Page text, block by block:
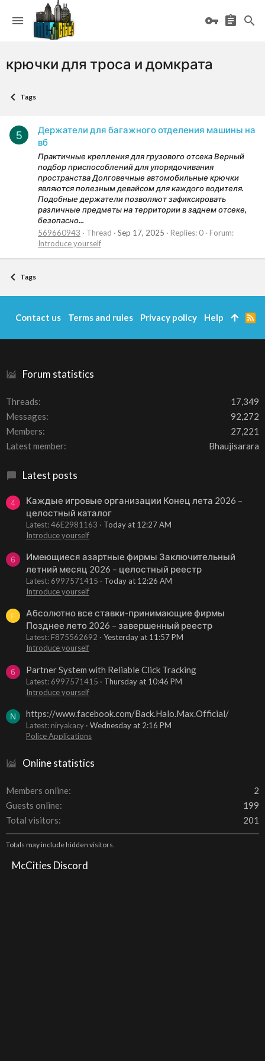
крючки для троса и домкрата
Tags
5
Держатели для багажного отделения машины на
вб
Практичные крепления для грузового отсека Верный
подбор приспособлений для упорядочивания
пространства Долговечные автомобильные крючки
являются полезным девайсом для каждого водителя.
Подобные держатели позволяют зафиксировать
различные предметы на территории в заднем отсеке,
безопасно...
569660943
Thread Sep 17, 2025 Replies: 0
Forum:
Introduce yourself
Tags
Forum statistics
Threads
17,349
Messages
92,272
Members
27,221
Latest member
Bhaujisarara
Latest posts
4
Каждые игровые организации Конец лета 2026 –
целостный каталог
Latest: 46E2981163
Today at 12:27 AM
Introduce yourself
6
Имеющиеся азартные фирмы Заключительный
летний месяц 2026 – целостный реестр
Latest: 6997571415
Today at 12:26 AM
Introduce yourself
F
Абсолютно все ставки-принимающие фирмы
Позднее лето 2026 – завершенный реестр
Latest: F875562692
Yesterday at 11:57 PM
Introduce yourself
6 Partner System with Reliable Click Tracking
Latest: 6997571415
Thursday at 10:46 PM
Introduce yourself
N https://www.facebook.com/Back.Halo.Max.Official/
Latest: niryakacy
Wednesday at 2:16 PM
Police Applications
Online statistics
Members online
2
Guests online
199
Total visitors
201
Totals may include hidden visitors.
McCities Discord
Contact us Terms and rules Privacy policy Help
R
S